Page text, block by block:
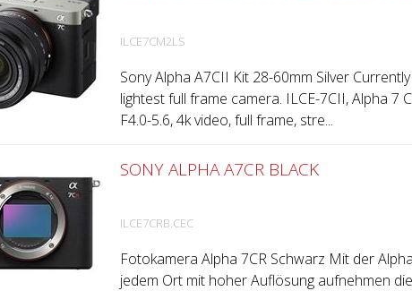
ILCE7CM2LS
Sony Alpha A7CII Kit 28-60mm Silver
lightest full frame camera. ILCE-7CII, Alpha 7
F4.0-5.6, 4k video, full frame, stre...
SONY ALPHA A7CR BLACK
ILCE7CRB.CEC
Fotokamera Alpha 7CR Schwarz Mit der
jedem Ort mit hoher Auflösung aufnehmen